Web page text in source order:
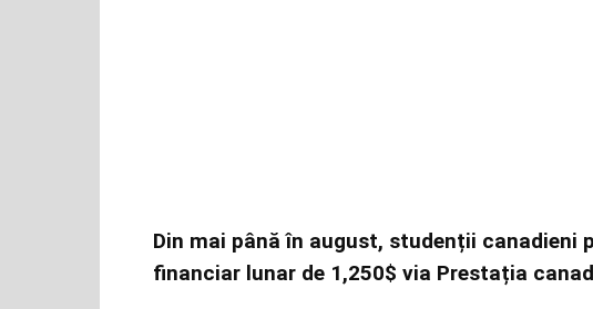
Din mai până în august, studenții canadieni
financiar lunar de 1,250$ via Prestația